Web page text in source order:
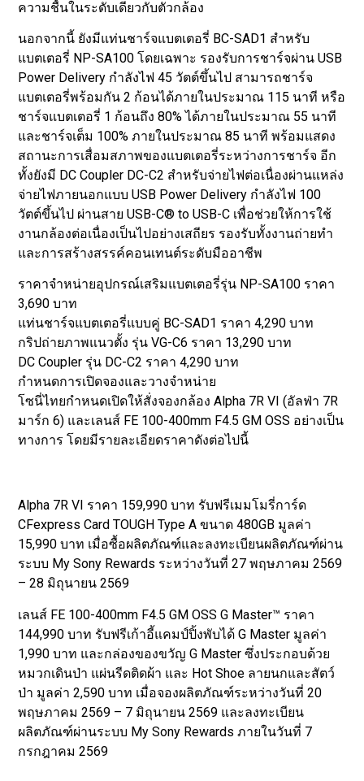
ความชื้นในระดับเดียวกับตัวกล้อง
นอกจากนี้ ยังมีแท่นชาร์จแบตเตอรี่ BC-SAD1 สำหรับ
แบตเตอรี่ NP-SA100 โดยเฉพาะ รองรับการชาร์จผ่าน USB
Power Delivery กำลังไฟ 45 วัตต์ขึ้นไป สามารถชาร์จ
แบตเตอรี่พร้อมกัน 2 ก้อนได้ภายในประมาณ 115 นาที หรือ
ชาร์จแบตเตอรี่ 1 ก้อนถึง 80% ได้ภายในประมาณ 55 นาที
และชาร์จเต็ม 100% ภายในประมาณ 85 นาที พร้อมแสดง
สถานะการเสื่อมสภาพของแบตเตอรี่ระหว่างการชาร์จ อีก
ทั้งยังมี DC Coupler DC-C2 สำหรับจ่ายไฟต่อเนื่องผ่านแหล่ง
จ่ายไฟภายนอกแบบ USB Power Delivery กำลังไฟ 100
วัตต์ขึ้นไป ผ่านสาย USB-C® to USB-C เพื่อช่วยให้การใช้
งานกล้องต่อเนื่องเป็นไปอย่างเสถียร รองรับทั้งงานถ่ายทำ
และการสร้างสรรค์คอนเทนต์ระดับมืออาชีพ
ราคาจำหน่ายอุปกรณ์เสริมแบตเตอรี่รุ่น NP-SA100 ราคา
3,690 บาท
แท่นชาร์จแบตเตอรี่แบบคู่ BC-SAD1 ราคา 4,290 บาท
กริปถ่ายภาพแนวตั้ง รุ่น VG-C6 ราคา 13,290 บาท
DC Coupler รุ่น DC-C2 ราคา 4,290 บาท
กำหนดการเปิดจองและวางจำหน่าย
โซนี่ไทยกำหนดเปิดให้สั่งจองกล้อง Alpha 7R VI (อัลฟ่า 7R
มาร์ก 6) และเลนส์ FE 100-400mm F4.5 GM OSS อย่างเป็น
ทางการ โดยมีรายละเอียดราคาดังต่อไปนี้
Alpha 7R VI ราคา 159,990 บาท รับฟรีเมมโมรี่การ์ด
CFexpress Card TOUGH Type A ขนาด 480GB มูลค่า
15,990 บาท เมื่อซื้อผลิตภัณฑ์และลงทะเบียนผลิตภัณฑ์ผ่าน
ระบบ My Sony Rewards ระหว่างวันที่ 27 พฤษภาคม 2569
– 28 มิถุนายน 2569
เลนส์ FE 100-400mm F4.5 GM OSS G Master™ ราคา
144,990 บาท รับฟรีเก้าอี้แคมป์ปิ้งพับได้ G Master มูลค่า
1,990 บาท และกล่องของขวัญ G Master ซึ่งประกอบด้วย
หมวกเดินป่า แผ่นรีดติดผ้า และ Hot Shoe ลายนกและสัตว์
ป่า มูลค่า 2,590 บาท เมื่อจองผลิตภัณฑ์ระหว่างวันที่ 20
พฤษภาคม 2569 – 7 มิถุนายน 2569 และลงทะเบียน
ผลิตภัณฑ์ผ่านระบบ My Sony Rewards ภายในวันที่ 7
กรกฎาคม 2569